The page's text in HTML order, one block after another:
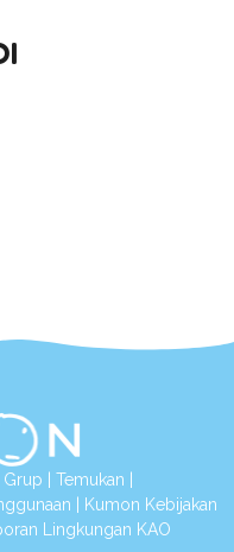
Grup | Temukan |
| Kumon Kebijakan
Lingkungan KAO